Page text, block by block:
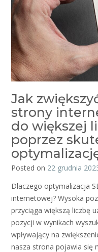
Jak
strony
do większej
poprzez
Posted on 22 grudnia
Dlaczego optymalizacja
internetowej? Wysoka
przyciąga większą liczbę
pozycji w wynikach
wpływający na
nasza strona pojawia się